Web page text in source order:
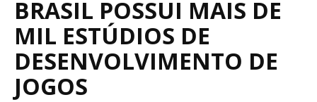
BRASIL POSSUI MAIS DE
MIL ESTÚDIOS DE
DESENVOLVIMENTO DE
JOGOS